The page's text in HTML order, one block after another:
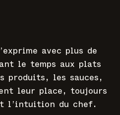
avec plus de
le temps aux plats
produits, les sauces,
leur place, toujours
l’intuition du chef.